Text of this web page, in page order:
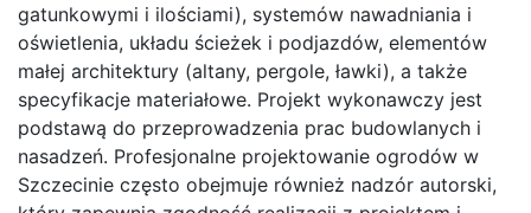
gatunkowymi i ilościami), systemów nawadniania i
oświetlenia, układu ścieżek i podjazdów, elementów
małej architektury (altany, pergole, ławki), a także
specyfikacje materiałowe. Projekt wykonawczy jest
podstawą do przeprowadzenia prac budowlanych i
nasadzeń. Profesjonalne projektowanie ogrodów w
Szczecinie często obejmuje również nadzór autorski,